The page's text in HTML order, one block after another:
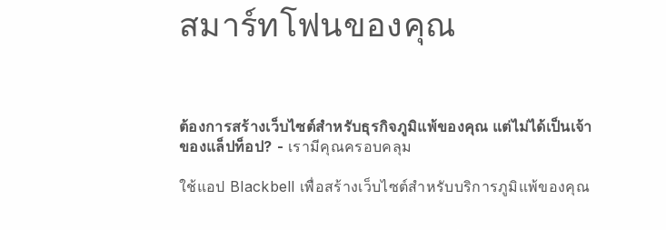
สมาร์ทโฟนของคุณ
ต้องการสร้างเว็บไซต์สำหรับธุรกิจภูมิแพ้ของคุณ แต่ไม่ได้เป็นเจ้า
ของแล็ปท็อป? - เรามีคุณครอบคลุม
ใช้แอป Blackbell เพื่อสร้างเว็บไซต์สำหรับบริการภูมิแพ้ของคุณ